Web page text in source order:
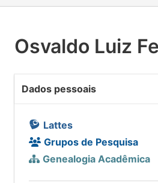
Osvaldo Luiz
Dados pessoais
Lattes
Grupos de Pesquisa
Genealogia Acadêmica